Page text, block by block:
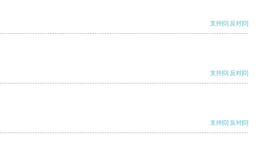
支持[0] 反对[0]
支持[0] 反对[0]
支持[0] 反对[0]